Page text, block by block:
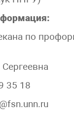
по
35 18